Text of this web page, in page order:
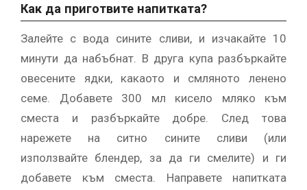
Как да приготвите напитката?
Залейте с вода сините сливи, и изчакайте 10
минути да набъбнат. В друга купа разбъркайте
овесените ядки, какаото и смляното ленено
семе. Добавете 300 мл кисело мляко към
сместа и разбъркайте добре. След това
нарежете на ситно сините сливи (или
използвайте блендер, за да ги смелите) и ги
добавете към сместа. Направете напитката